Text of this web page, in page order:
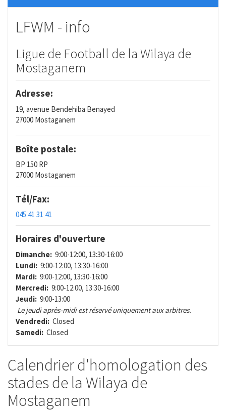
LFWM - info
Ligue de Football de la Wilaya de
Mostaganem
Adresse:
19, avenue Bendehiba Benayed
27000 Mostaganem
Boîte postale:
BP 150 RP
27000 Mostaganem
Tél/Fax:
045 41 31 41
Horaires d'ouverture
Dimanche: 9:00-12:00, 13:30-16:00
Lundi: 9:00-12:00, 13:30-16:00
Mardi: 9:00-12:00, 13:30-16:00
Mercredi: 9:00-12:00, 13:30-16:00
Jeudi: 9:00-13:00
Le jeudi après-midi est réservé uniquement aux arbitres.
Vendredi: Closed
Samedi: Closed
Calendrier d'homologation des
stades de la Wilaya de
Mostaganem